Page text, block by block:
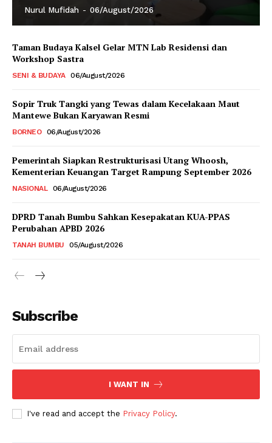
Nurul Mufidah - 06/August/2026
Taman Budaya Kalsel Gelar MTN Lab Residensi dan
Workshop Sastra
SENI & BUDAYA 06/August/2026
Sopir Truk Tangki yang Tewas dalam Kecelakaan Maut
Mantewe Bukan Karyawan Resmi
BORNEO 06/August/2026
Pemerintah Siapkan Restrukturisasi Utang Whoosh,
Kementerian Keuangan Target Rampung September 2026
NASIONAL 06/August/2026
DPRD Tanah Bumbu Sahkan Kesepakatan KUA-PPAS
Perubahan APBD 2026
TANAH BUMBU 05/August/2026
Subscribe
I WANT IN
I've read and accept the Privacy Policy.